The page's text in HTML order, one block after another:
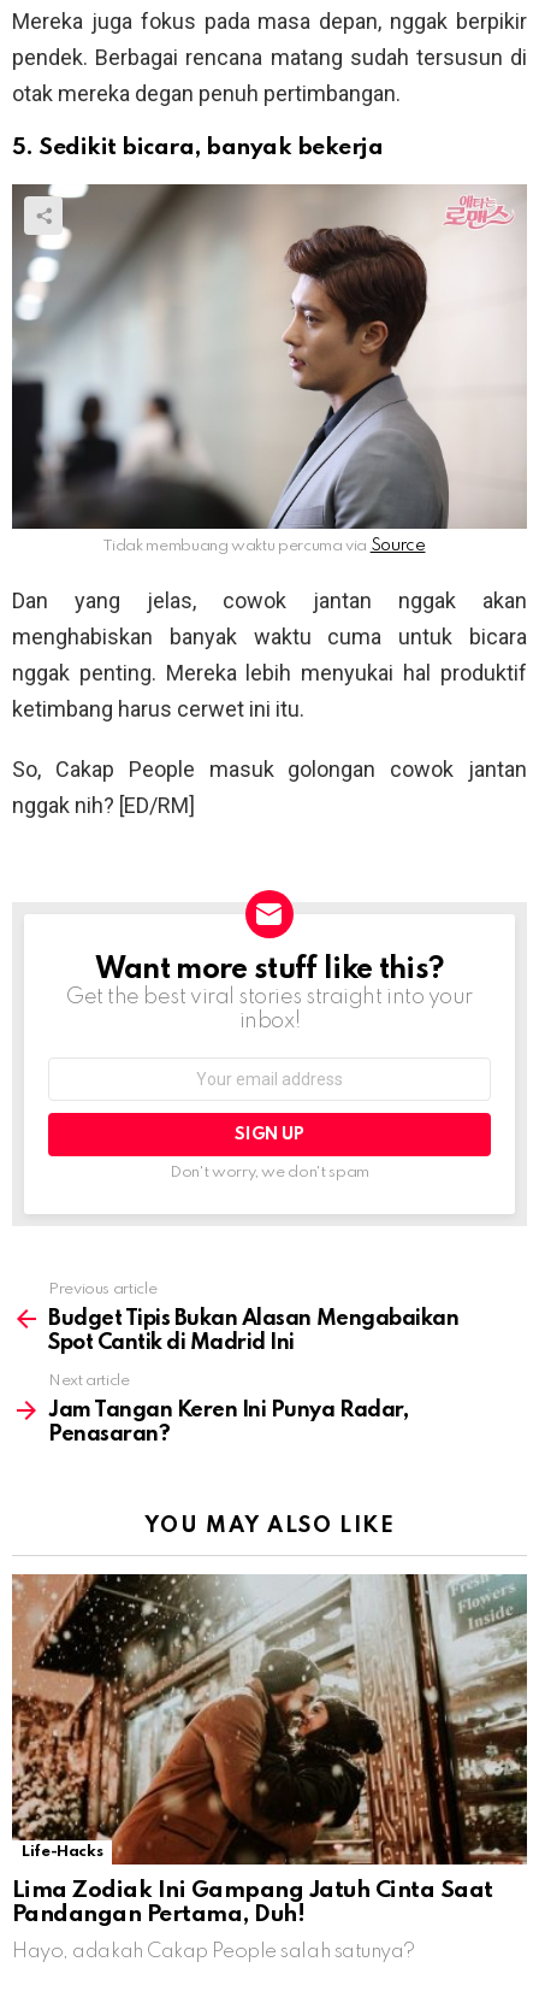
Mereka juga fokus pada masa depan, nggak berpikir
pendek. Berbagai rencana matang sudah tersusun di
otak mereka degan penuh pertimbangan.
5. Sedikit bicara, banyak bekerja
Tidak membuang waktu percuma via
Dan yang jelas, cowok jantan nggak akan
menghabiskan banyak waktu cuma untuk bicara
nggak penting. Mereka lebih menyukai hal produktif
ketimbang harus cerwet ini itu.
So, Cakap People masuk golongan cowok jantan
nggak nih? [ED/RM]
NEWSLETTER
Want more stuff like this?
Get the best viral stories straight into your
inbox!
Don't worry, we don't spam
more
Previous article
Budget Tipis Bukan Alasan Mengabaikan
Spot Cantik di Madrid Ini
Next article
Jam Tangan Keren Ini Punya Radar,
Penasaran?
YOU MAY ALSO LIKE
Life-Hacks
Lima Zodiak Ini Gampang Jatuh Cinta Saat
Pandangan Pertama, Duh!
Hayo, adakah Cakap People salah satunya?